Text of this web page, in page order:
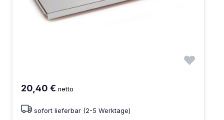
20,40 € netto
sofort lieferbar (2-5 Werktage)